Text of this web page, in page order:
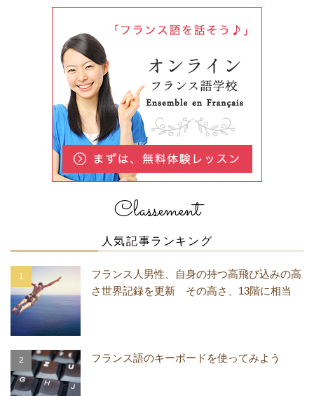
Classement
人気記事ランキング
フランス人男性、自身の持つ高飛び込みの高
さ世界記録を更新 その高さ、13階に相当
フランス語のキーボードを使ってみよう